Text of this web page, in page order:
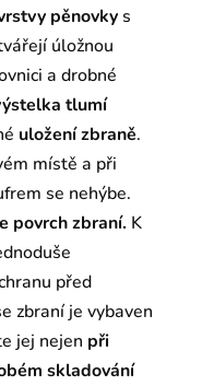
pěnovkys
úložnou
a drobné
tlumí
uložení zbraně.
místě a při
se nehýbe.
povrch zbraní.K
před
zbraní je vybaven
jej nejen při
skladování